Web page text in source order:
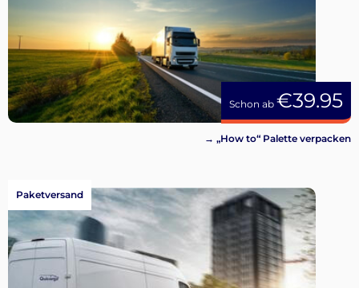
Schon ab €39.95
→ „How to“ Palette verpacken
Paketversand